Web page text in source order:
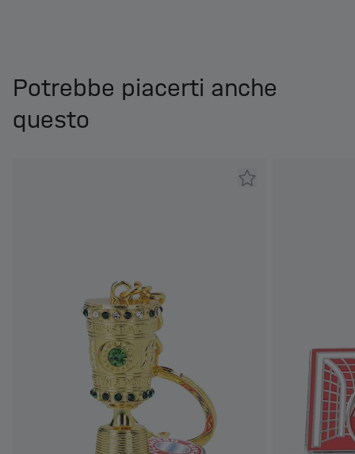
Potrebbe piacerti anche
questo